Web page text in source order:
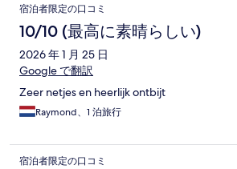
宿泊者限定の口コミ
10/10 (最高に素晴らしい)
2026 年 1 月 25 日
Google で翻訳
Zeer netjes en heerlijk ontbijt
Raymond、1 泊旅行
宿泊者限定の口コミ